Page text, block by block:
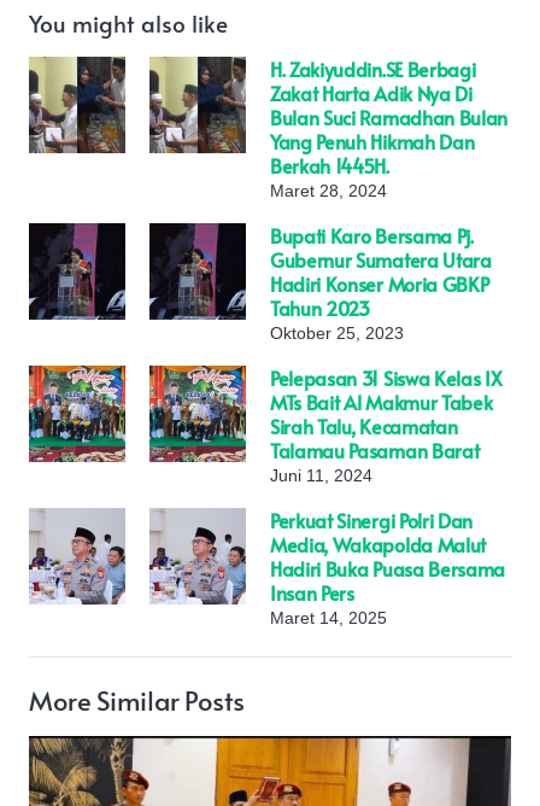
You might also like
H. Zakiyuddin.SE Berbagi
Zakat Harta Adik Nya Di
Bulan Suci Ramadhan Bulan
Yang Penuh Hikmah Dan
Berkah 1445H.
Maret 28, 2024
Bupati Karo Bersama Pj.
Gubernur Sumatera Utara
Hadiri Konser Moria GBKP
Tahun 2023
Oktober 25, 2023
Pelepasan 31 Siswa Kelas IX
MTs Bait Al Makmur Tabek
Sirah Talu, Kecamatan
Talamau Pasaman Barat
Juni 11, 2024
Perkuat Sinergi Polri Dan
Media, Wakapolda Malut
Hadiri Buka Puasa Bersama
Insan Pers
Maret 14, 2025
More Similar Posts